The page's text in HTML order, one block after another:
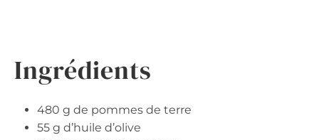
Ingrédients
480 g de pommes de terre
55 g d’huile d’olive